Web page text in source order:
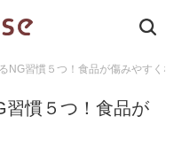
NG習慣５つ！食品が傷みやすく
習慣５つ！食品が